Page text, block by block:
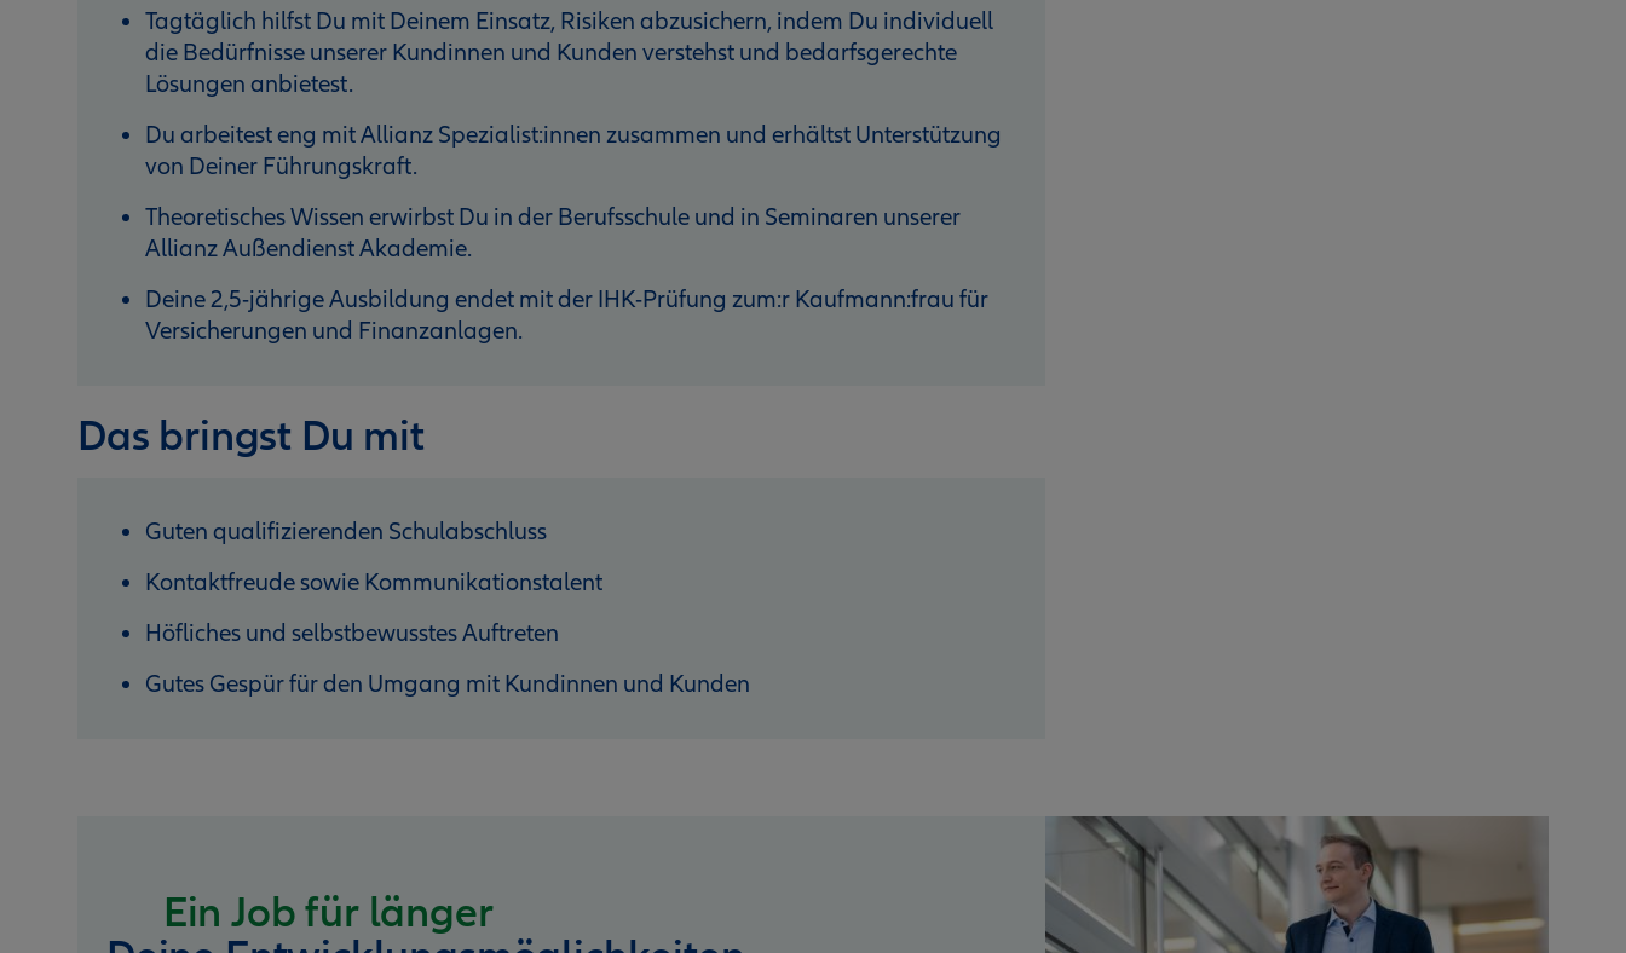
Tagtäglich hilfst Du mit Deinem Einsatz, Risiken abzusichern, indem Du individuell
die Bedürfnisse unserer Kundinnen und Kunden verstehst und bedarfsgerechte
Lösungen anbietest.
Du arbeitest eng mit Allianz Spezialist:innen zusammen und erhältst Unterstützung
von Deiner Führungskraft.
Theoretisches Wissen erwirbst Du in der Berufsschule und in Seminaren unserer
Allianz Außendienst Akademie.
Deine 2,5-jährige Ausbildung endet mit der IHK-Prüfung zum:r Kaufmann:frau für
Versicherungen und Finanzanlagen.
Das bringst Du mit
Guten qualifizierenden Schulabschluss
Kontaktfreude sowie Kommunikationstalent
Höfliches und selbstbewusstes Auftreten
Gutes Gespür für den Umgang mit Kundinnen und Kunden
Ein Job für länger